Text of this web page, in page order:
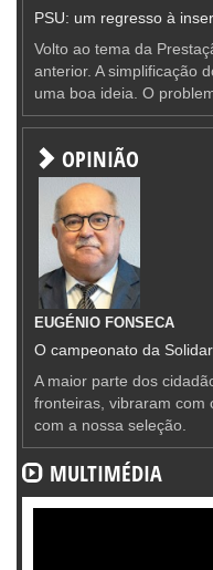
PSU: um regresso à
Volto ao tema da
anterior. A simplificação
uma boa ideia. O
OPINIÃO
EUGÉNIO FONSECA
O campeonato da
A maior parte dos
fronteiras, vibraram com
com a nossa seleção.
MULTIMÉDIA